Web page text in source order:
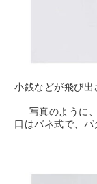
小銭などが飛び出
写真のように
口はバネ式で、